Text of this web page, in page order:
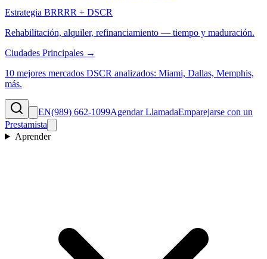
Estrategia BRRRR + DSCR
Rehabilitación, alquiler, refinanciamiento — tiempo y maduración.
Ciudades Principales →
10 mejores mercados DSCR analizados: Miami, Dallas, Memphis,
más.
EN(989) 662-1099Agendar LlamadaEmparejarse con un
Prestamista
Aprender